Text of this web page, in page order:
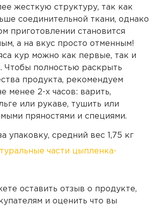
жесткую структуру, так как
соединительной ткани, однако
приготовлении становится
а на вкус просто отменным!
кур можно как первые, так и
Чтобы полностью раскрыть
продукта, рекомендуем
менее 2-х часов: варить,
или рукаве, тушить или
пряностями и специями.
упаковку, средний вес 1,75 кг
части цыпленка-
оставить отзыв о продукте,
и оценить что вы